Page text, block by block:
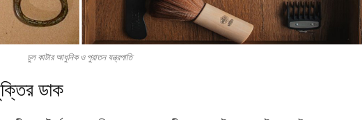
চুল কাটার আধুনিক ও পুরাতন যন্ত্রপাতি
ডাক